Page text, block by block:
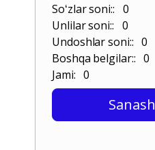
Soʻzlar soni:: 0
Unlilar soni:: 0
Undoshlar soni:: 0
Boshqa belgilar:: 0
Jami: 0
Sanash